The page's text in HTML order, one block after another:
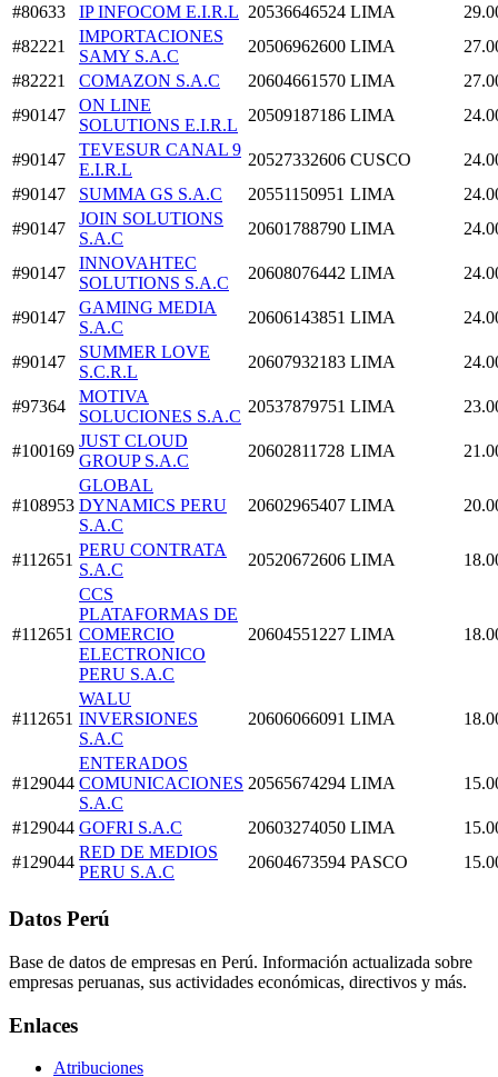
#80633
IP INFOCOM E.I.R.L 20536646524 LIMA
#82221
IMPORTACIONES
SAMY S.A.C
20506962600 LIMA
#82221
COMAZON S.A.C 20604661570 LIMA
#90147
ON LINE
SOLUTIONS E.I.R.L
20509187186 LIMA
#90147
TEVESUR CANAL 9
E.I.R.L
20527332606 CUSCO
#90147
SUMMA GS S.A.C 20551150951 LIMA
#90147
JOIN SOLUTIONS
S.A.C
20601788790 LIMA
#90147
INNOVAHTEC
SOLUTIONS S.A.C
20608076442 LIMA
#90147
GAMING MEDIA
S.A.C
20606143851 LIMA
#90147
SUMMER LOVE
S.C.R.L
20607932183 LIMA
#97364
MOTIVA
SOLUCIONES S.A.C
20537879751 LIMA
#100169
JUST CLOUD
GROUP S.A.C
20602811728 LIMA
#108953
GLOBAL
DYNAMICS PERU
S.A.C
20602965407 LIMA
#112651
PERU CONTRATA
S.A.C
20520672606 LIMA
#112651
CCS
PLATAFORMAS DE
COMERCIO
ELECTRONICO
PERU S.A.C
20604551227 LIMA
#112651
WALU
INVERSIONES
S.A.C
20606066091 LIMA
#129044
ENTERADOS
COMUNICACIONES
S.A.C
20565674294 LIMA
#129044 GOFRI S.A.C 20603274050 LIMA
#129044
RED DE MEDIOS
PERU S.A.C
20604673594 PASCO
Datos Perú
Base de datos de empresas en Perú. Información actualizada sobre
empresas peruanas, sus actividades económicas, directivos y más.
Enlaces
Atribuciones